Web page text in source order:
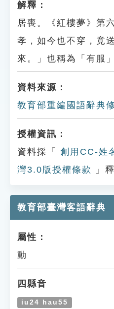
解釋：
居喪。《紅樓夢》第
孝，如今也不穿，竟
來。」也稱為「有服」
資料來源：
教育部重編國語辭典
授權資訊：
資料採「
創用CC-姓
灣3.0版授權條款
」
教育部臺灣客語辭典
屬性：
動
四縣音
iu24 hau55